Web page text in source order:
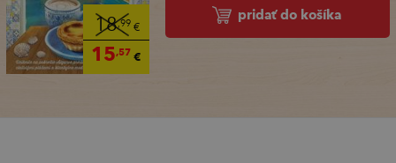
18,99 €
15,57 €
pridať do košíka